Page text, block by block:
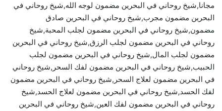
مجانا,شيخ روحاني في البحرين مضمون لوجه الله,شيخ روحاني في
البحرين مضمون مجرب,شيخ روحاني في البحرين صادق
مضمون,شيخ روحاني في البحرين مضمون لجلب المحبة,شيخ
روحاني في البحرين مضمون لجلب الرزق,شيخ روحاني في البحرين
مضمون لجلب المال,شيخ روحاني في البحرين مضمون لجلب
الحبيب,شيخ روحاني في البحرين مضمون لفك السحر,شيخ روحاني
في البحرين مضمون لعلاج السحر,شيخ روحاني في البحرين مضمون
لفك الحسد,شيخ روحاني في البحرين مضمون لعلاج الحسد,شيخ
روحاني في البحرين مضمون لفك العين,شيخ روحاني في البحرين